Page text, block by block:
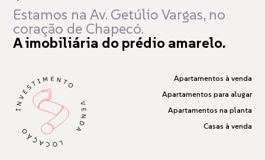
Estamos na Av. Getúlio Vargas, no
coração de Chapecó.
A imobiliária do prédio amarelo.
Apartamentos à venda
Apartamentos para alugar
Apartamentos na planta
Casas à venda